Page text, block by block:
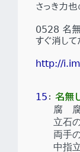
さっき力
0528 名
すぐ消し
http://
15 ： 名無
腐
立石
両手
中指